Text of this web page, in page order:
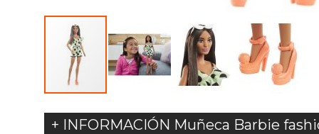
+ INFORMACIÓN Muñeca Barbie